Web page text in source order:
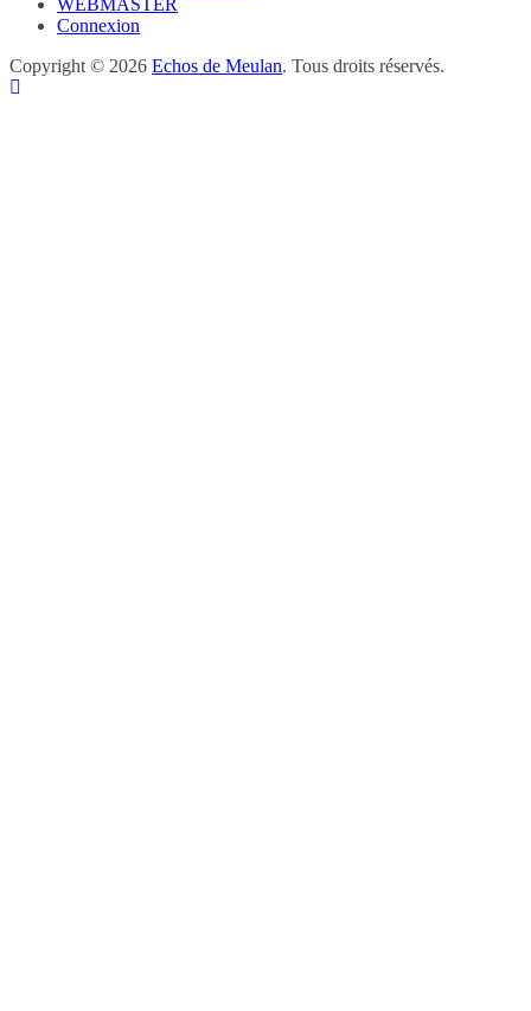
WEBMASTER
Connexion
Copyright © 2026 Echos de Meulan. Tous droits réservés.